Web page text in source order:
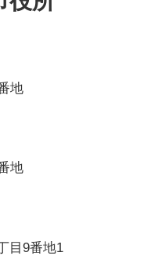
地
地
目9番地1